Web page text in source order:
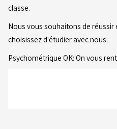
classe.
Nous vous souhaitons de
choisissez d'étudier avec nous.
Psychométrique OK: On vous